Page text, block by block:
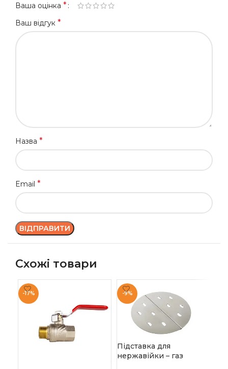
Ваша оцінка *
Ваш відгук *
Назва *
Email *
Схожі товари
-17% -9%
Підставка для
нержавійки – газ